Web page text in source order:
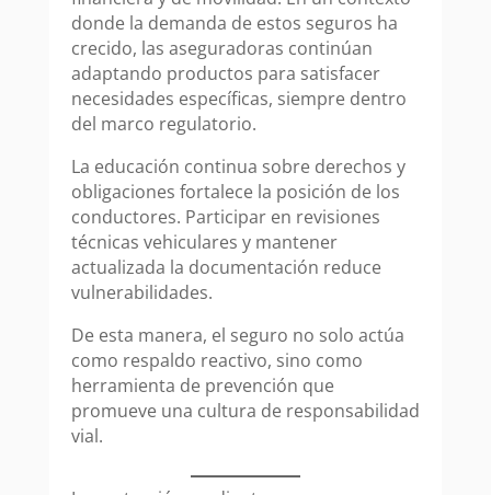
donde la demanda de estos seguros ha
crecido, las aseguradoras continúan
adaptando productos para satisfacer
necesidades específicas, siempre dentro
del marco regulatorio.
La educación continua sobre derechos y
obligaciones fortalece la posición de los
conductores. Participar en revisiones
técnicas vehiculares y mantener
actualizada la documentación reduce
vulnerabilidades.
De esta manera, el seguro no solo actúa
como respaldo reactivo, sino como
herramienta de prevención que
promueve una cultura de responsabilidad
vial.